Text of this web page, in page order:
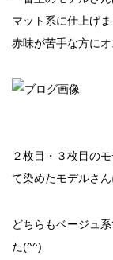
マット系に仕上げま
赤味が苦手な方に
２枚目・３枚目の
て染めたモデルさん
どちらもベージュ
た(^^)